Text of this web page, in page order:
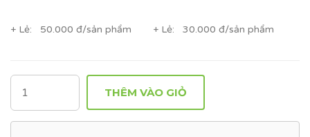
+ Lẻ: 50.000 đ/sản phẩm + Lẻ: 30.000 đ/sản phẩm
SỐ
LƯỢNG
THÊM VÀO GIỎ